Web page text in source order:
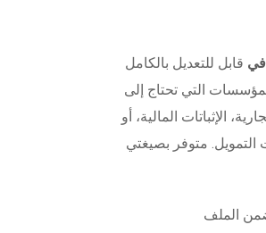
قابل للتعديل بالكامل
التي تحتاج إلى
الإثباتات المالية، أو